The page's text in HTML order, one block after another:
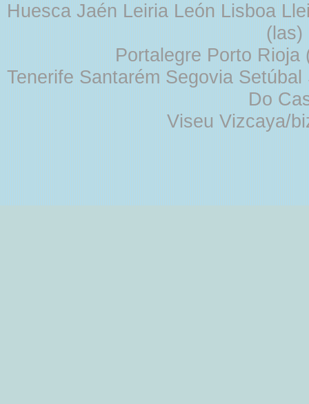
Huesca Jaén Leiria León Lisboa
Portalegre Porto
Tenerife Santarém Segovia
Do
Viseu Vizcaya/